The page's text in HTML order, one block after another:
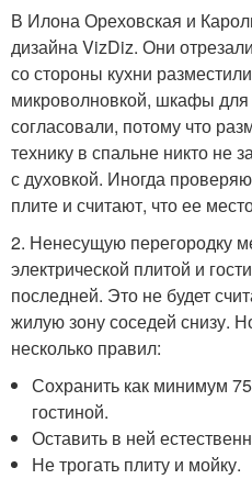
В Илона Ореховская и
дизайна VizDiz. Они
со стороны кухни
микроволновкой, шкафы
согласовали, потому что
технику в спальне никто
с духовкой. Иногда
плите и считают, что ее
2. Ненесущую перегородку
электрической плитой и
последней. Это не будет
жилую зону соседей снизу.
несколько правил:
Сохранить как минимум
гостиной.
Оставить в ней
Не трогать плиту и мойку.